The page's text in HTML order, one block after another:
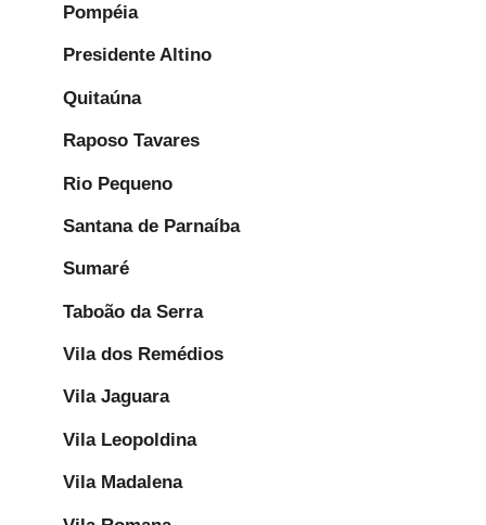
Pompéia
Presidente Altino
Quitaúna
Raposo Tavares
Rio Pequeno
Santana de Parnaíba
Sumaré
Taboão da Serra
Vila dos Remédios
Vila Jaguara
Vila Leopoldina
Vila Madalena